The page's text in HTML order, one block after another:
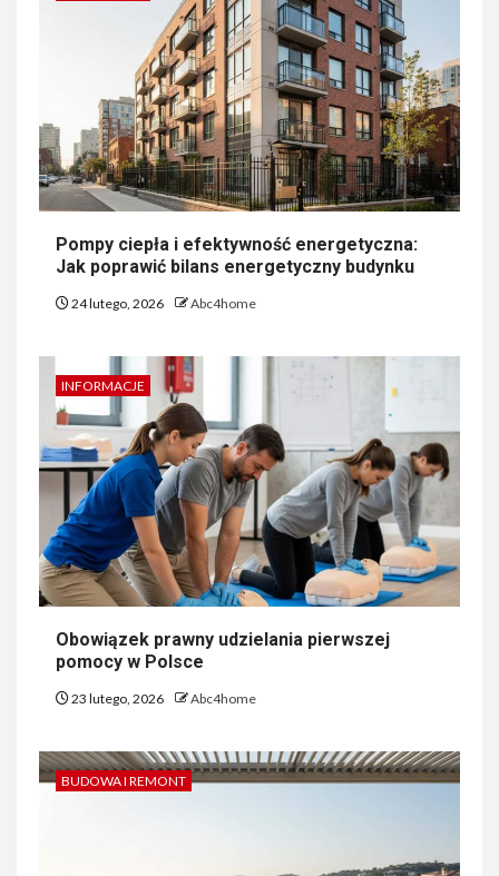
Pompy ciepła i efektywność energetyczna:
Jak poprawić bilans energetyczny budynku
24 lutego, 2026 Abc4home
INFORMACJE
Obowiązek prawny udzielania pierwszej
pomocy w Polsce
23 lutego, 2026 Abc4home
BUDOWA I REMONT